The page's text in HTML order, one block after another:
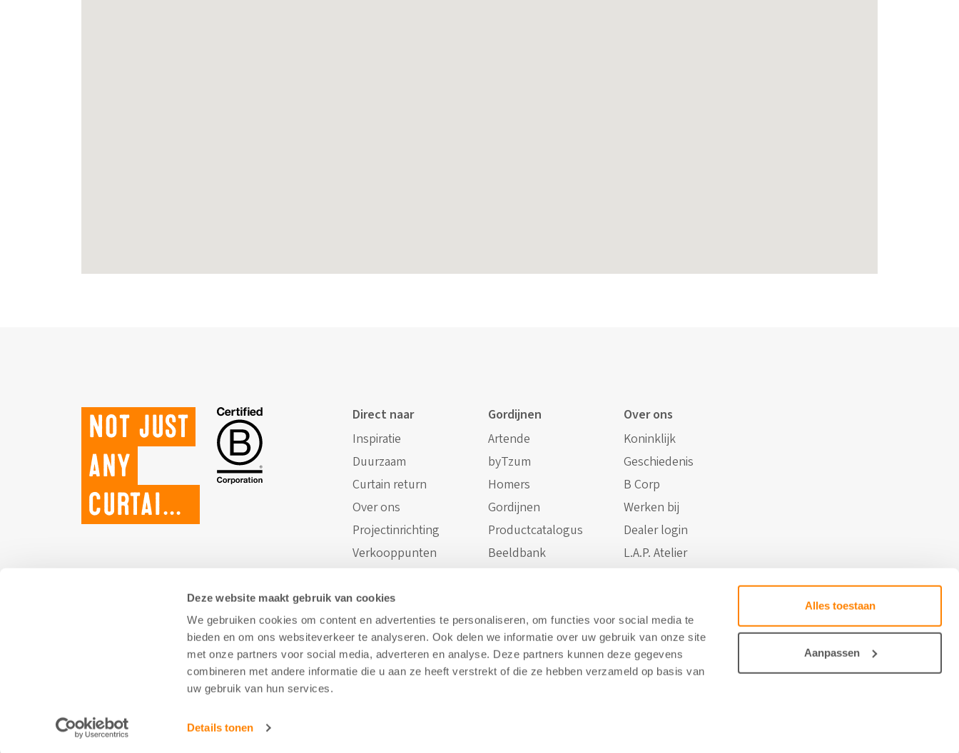
Deze website maakt gebruik van cookies
We gebruiken cookies om content en advertenties te personaliseren, om functies voor social media te
bieden en om ons websiteverkeer te analyseren. Ook delen we informatie over uw gebruik van onze site
met onze partners voor social media, adverteren en analyse. Deze partners kunnen deze gegevens
combineren met andere informatie die u aan ze heeft verstrekt of die ze hebben verzameld op basis van
uw gebruik van hun services.
Details tonen
Alles toestaan
Aanpassen
Not just
any
Direct naar
Inspiratie
Duurzaam
Curtain return
Over ons
Projectinrichting
Verkooppunten
Gordijnen
Artende
byTzum
Homers
Gordijnen
Productcatalogus
Beeldbank
Over ons
Koninklijk
Geschiedenis
B Corp
Werken bij
Dealer login
L.A.P. Atelier